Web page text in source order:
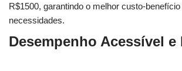
R$1500, garantindo o melhor custo-
necessidades.
Desempenho Acessível e